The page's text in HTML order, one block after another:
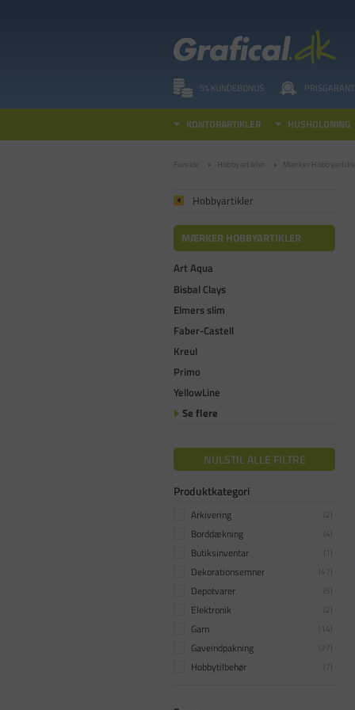
5% KUNDEBONUS
KONTORARTIKLER HUSHOLDNING
Forside Hobbyartikler Mærker Hobbyartikler
Hobbyartikler
MÆRKER HOBBYARTIKLER
Art Aqua
Bisbal Clays
Elmers slim
Faber-Castell
Kreul
Primo
YellowLine
Se flere
NULSTIL ALLE FILTRE
Produktkategori
Arkivering (2 )
Borddækning (4)
Butiksinventar ( 1 )
Dekorationsemner (47)
Depotvarer ( 5)
Elektronik (2 )
Garn ( 14)
Gaveindpakning (27)
Hobbytilbehør ( 7)